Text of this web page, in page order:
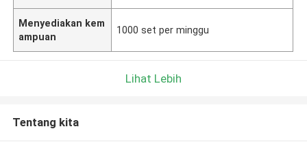
Menyediakan kem
ampuan
1000 set per minggu
Lihat Lebih
Tentang kita